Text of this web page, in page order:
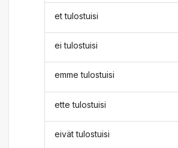
et tulostuisi
ei tulostuisi
emme tulostuisi
ette tulostuisi
eivät tulostuisi